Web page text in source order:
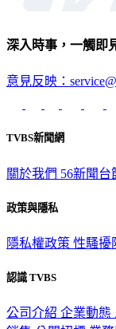
深入時事，一觸即
意見反映：
TVBS新聞網
關於我們 56新聞台
政策與隱私
隱私權政策 性騷擾
認識 TVBS
公司介紹 企業動態